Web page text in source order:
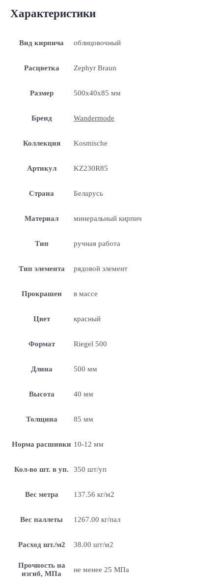
Характеристики
Вид кирпича облицовочный
Расцветка Zephyr Braun
Размер 500x40x85 мм
Бренд Wandermode
Коллекция Kosmische
Артикул KZ230R85
Страна Беларусь
Материал минеральный кирпич
Тип ручная работа
Тип элемента рядовой элемент
Прокрашен в массе
Цвет красный
Формат Riegel 500
Длина 500 мм
Высота 40 мм
Толщина 85 мм
Норма расшивки 10-12 мм
Кол-во шт. в уп. 350 шт/уп
Вес метра 137.56 кг/м2
Вес паллеты 1267.00 кг/пал
Расход шт./м2 38.00 шт/м2
Прочность на
изгиб, МПа
не менее 25 МПа